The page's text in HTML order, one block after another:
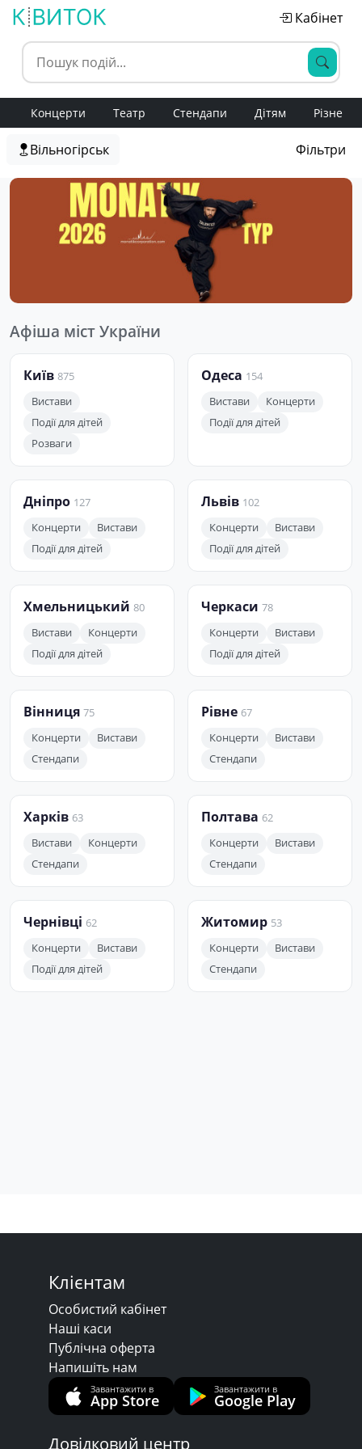
Кабінет
Концерти Театр Стендапи Дітям Різне
Вільногірськ Фільтри
Афіша міст України
Київ 875
Вистави
Події для дітей
Розваги
Одеса 154
Вистави
Концерти
Події для дітей
Дніпро 127
Концерти
Вистави
Події для дітей
Львів 102
Концерти
Вистави
Події для дітей
Хмельницький 80
Вистави
Концерти
Події для дітей
Черкаси 78
Концерти
Вистави
Події для дітей
Вінниця 75
Концерти
Вистави
Стендапи
Рівне 67
Концерти
Вистави
Стендапи
Харків 63
Вистави
Концерти
Стендапи
Полтава 62
Концерти
Вистави
Стендапи
Чернівці 62
Концерти
Вистави
Події для дітей
Житомир 53
Концерти
Вистави
Стендапи
Клієнтам
Особистий кабінет
Наші каси
Публічна оферта
Напишіть нам
Завантажити в
App Store
Завантажити в
Google Play
Довідковий центр